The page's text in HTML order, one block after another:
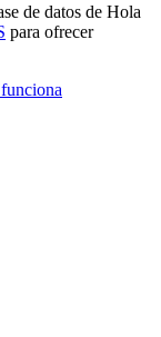
de datos de Hola
para ofrecer